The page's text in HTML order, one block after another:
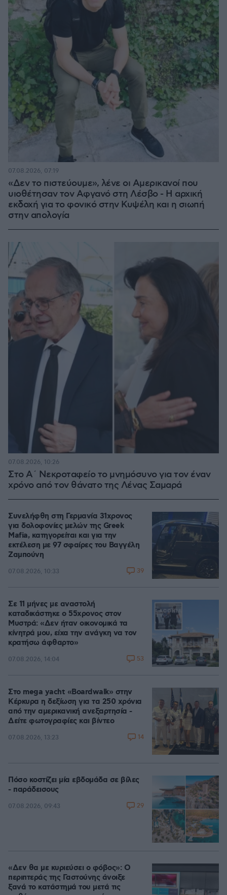
«Δεν το πιστεύουμε», λένε οι Αμερικανοί που
υιοθέτησαν τον Αφγανό στη Λέσβο - Η αρχική
εκδοχή για το φονικό στην Κυψέλη και η σιωπή
στην απολογία
07.08.2026, 07:19
Στο Α΄ Νεκροταφείο το μνημόσυνο για τον έναν
χρόνο από τον θάνατο της Λένας Σαμαρά
07.08.2026, 10:26
Συνελήφθη στη Γερμανία 31χρονος
για δολοφονίες μελών της Greek
Mafia, κατηγορείται και για την
εκτέλεση με 97 σφαίρες του Βαγγέλη
Ζαμπούνη
07.08.2026, 10:33 39
Σε 11 μήνες με αναστολή
καταδικάστηκε ο 55χρονος στον
Μυστρά: «Δεν ήταν οικονομικά τα
κίνητρά μου, είχα την ανάγκη να τον
κρατήσω άφθαρτο»
07.08.2026, 14:04 53
Στο mega yacht «Boardwalk» στην
Κέρκυρα η δεξίωση για τα 250 χρόνια
από την αμερικανική ανεξαρτησία -
Δείτε φωτογραφίες και βίντεο
07.08.2026, 13:23 14
Πόσο κοστίζει μία εβδομάδα σε βίλες
- παράδεισους
07.08.2026, 09:43 29
«Δεν θα με κυριεύσει ο φόβος»: Ο
περιπτεράς της Γαστούνης άνοιξε
ξανά το κατάστημά του μετά τις